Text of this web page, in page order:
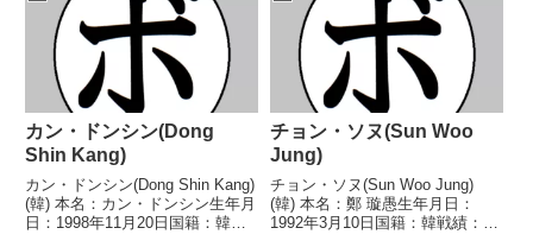
カン・ドンシン(Dong
Shin Kang)
カン・ドンシン(Dong Shin Kang)
(韓) 本名：カン・ドンシン生年月
日：1998年11月20日国籍：韓戦
チョン・ソヌ(Sun Woo
Jung)
チョン・ソヌ(Sun Woo Jung)
(韓) 本名：鄭 璇愚生年月日：
1992年3月10日国籍：韓戦績：3